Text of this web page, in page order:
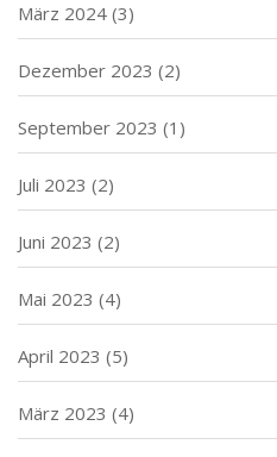
März 2024 (3)
Dezember 2023 (2)
September 2023 (1)
Juli 2023 (2)
Juni 2023 (2)
Mai 2023 (4)
April 2023 (5)
März 2023 (4)